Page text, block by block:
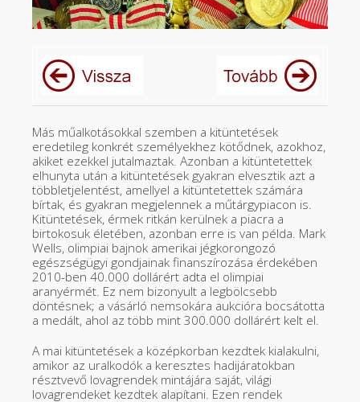
Más műalkotásokkal szemben a kitüntetések
eredetileg konkrét személyekhez kötődnek, azokhoz,
akiket ezekkel jutalmaztak. Azonban a kitüntetettek
elhunyta után a kitüntetések gyakran elvesztik azt a
többletjelentést, amellyel a kitüntetettek számára
bírtak, és gyakran megjelennek a műtárgypiacon is.
Kitüntetések, érmek ritkán kerülnek a piacra a
birtokosuk életében, azonban erre is van példa. Mark
Wells, olimpiai bajnok amerikai jégkorongozó
egészségügyi gondjainak finanszírozása érdekében
2010-ben 40.000 dollárért adta el olimpiai
aranyérmét. Ez nem bizonyult a legbölcsebb
döntésnek; a vásárló nemsokára aukcióra bocsátotta
a medált, ahol az több mint 300.000 dollárért kelt el.
A mai kitüntetések a középkorban kezdtek kialakulni,
amikor az uralkodók a keresztes hadijáratokban
résztvevő lovagrendek mintájára saját, világi
lovagrendeket kezdtek alapítani. Ezen rendek